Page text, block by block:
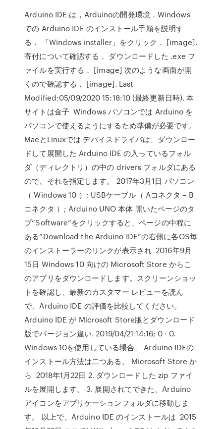
Arduino IDE は，Arduinoの開発環境．Windows
での Arduino IDE のインストール手順を説明す
る． 「Windows installer」をクリック． [image].
寄付について確認する． ダウンロードした .exe フ
ァイルを実行する． [image] 次のような画面が開
くので確認する． [image]. Last
Modified:05/09/2020 15:18:10 (最終更新日時). 本
サイトは金子 Windows パソコンでは Arduino を
パソコンで使えるようにするため準備が必要です。
MacとLinuxでは デバイスドライバは、ダウンロー
ドして展開した Arduino IDE の入っているフォル
ダ（ディレクトリ）の中の drivers フォルダにある
ので、それを指定します。 2017年3月1日 パソコン
（ Windows 10 ）; USBケーブル（ Aコネクタ – B
コネクタ ）; Arduino UNO 本体 開いたページのタ
ブ“Software”をクリックすると、ページの中程に
ある“Download the Arduino IDE”の右側に各OS毎
のインストーラーのリンクが表示され 2016年9月
15日 Windows 10 向けの Microsoft Store からこ
のアプリをダウンロードします。スクリーンショッ
トを確認し、最新のカスタマー レビューを読ん
で、Arduino IDE の評価を比較してください。
Arduino IDE が Microsoft Store版とダウンロード
版でバージョン違い. 2019/04/21 14:16; 0 · 0.
Windows 10を使用している場合、 Arduino IDEの
インストール方法は二つある。 Microsoft Store か
ら 2018年1月22日 2. ダウンロードした zip ファイ
ルを展開します。 3. 展開されてできた、Arduino
アイコンをアプリケーションフォルダに移動しま
す。 以上で、Arduino IDE のインストールは 2015